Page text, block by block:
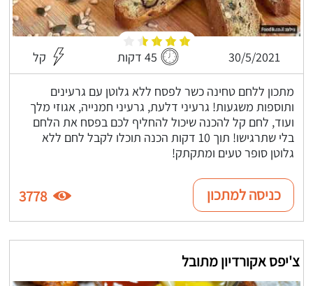
30/5/2021 45 דקות קל
מתכון ללחם טחינה כשר לפסח ללא גלוטן עם גרעינים
ותוספות משגעות! גרעיני דלעת, גרעיני חמנייה, אגוזי מלך
ועוד, לחם קל להכנה שיכול להחליף לכם בפסח את הלחם
בלי שתרגישו! תוך 10 דקות הכנה תוכלו לקבל לחם ללא
גלוטן סופר טעים ומתקתק!
כניסה למתכון 3778
צ'יפס אקורדיון מתובל